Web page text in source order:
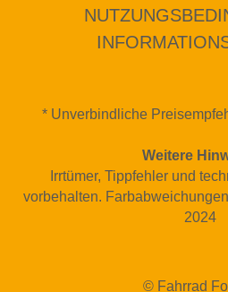
* Unverbindliche
Weitere
Irrtümer, Tippfehler und
vorbehalten.
2024
© Fahrrad